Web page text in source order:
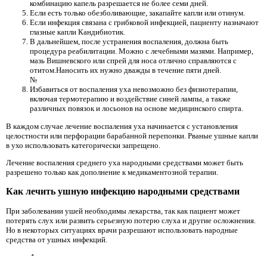
комбинацию капель разрешается не более семи дней.
Если есть только обезболивающие, закапайте капли или отинум.
Если инфекция связана с грибковой инфекцией, пациенту назначают
глазные капли Кандибиотик.
В дальнейшем, после устранения воспаления, должна быть
процедура реабилитации. Можно с лечебными мазями. Например,
мазь Вишневского или спрей для носа отлично справляются с
отитом.Наносить их нужно дважды в течение пяти дней.
№
Избавиться от воспаления уха невозможно без физиотерапии,
включая термотерапию и воздействие синей лампы, а также
различных повязок и лосьонов на основе медицинского спирта.
В каждом случае лечение воспаления уха начинается с установления
целостности или перфорации барабанной перепонки. Рваные ушные капли
в ухо использовать категорически запрещено.
Лечение воспаления среднего уха народными средствами может быть
разрешено только как дополнение к медикаментозной терапии.
Как лечить ушную инфекцию народными средствами
При заболевании ушей необходимы лекарства, так как пациент может
потерять слух или развить серьезную потерю слуха и другие осложнения.
Но в некоторых ситуациях врачи разрешают использовать народные
средства от ушных инфекций.